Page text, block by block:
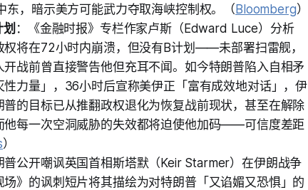
，暗示美方可能武力夺取海峡控制权。（Bloomberg）
：《金融时报》专栏作家卢斯（Edward Luce）分析
将在72小时内崩溃，但没有B计划——未部署扫雷舰，
战前曾直接警告他但充耳不闻。如今特朗普陷入自相矛
力量」，36小时后宣称美伊正「富有成效地对话」，伊
的目标已从推翻政权退化为恢复战前现状，甚至在解除
他每一次空洞威胁的失效都将迫使他加码——可信度差距
）
普公开嘲讽英国首相斯塔默（Keir Starmer）在伊朗战争
》的讽刺短片将其描绘为对特朗普「又谄媚又恐惧」的